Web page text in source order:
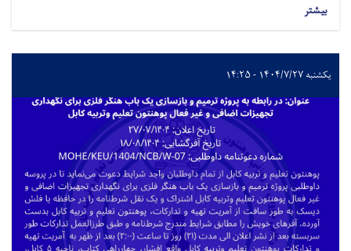
بیشتر
یکشنبه ۱۴۰۴/۷/۲۷ - ۱۴:۲۵